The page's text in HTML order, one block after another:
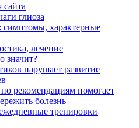
сайта
глиоза
характерные
лечение
значит?
нарушает развитие
рекомендациям помогает
болезнь
тренировки